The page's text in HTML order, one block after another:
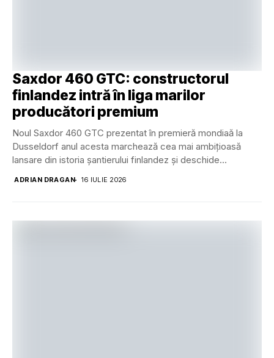
Saxdor 460 GTC: constructorul
finlandez intră în liga marilor
producători premium
Noul Saxdor 460 GTC prezentat în premieră mondiaă la
Dusseldorf anul acesta marchează cea mai ambițioasă
lansare din istoria șantierului finlandez și deschide...
ADRIAN DRAGAN 16 IULIE 2026